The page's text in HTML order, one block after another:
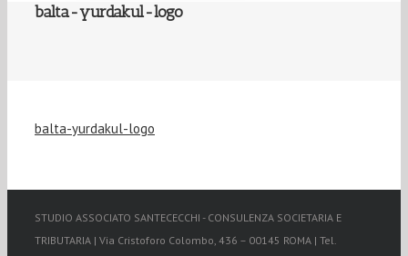
balta-yurdakul-logo
balta-yurdakul-logo
STUDIO ASSOCIATO SANTECECCHI - CONSULENZA SOCIETARIA E
TRIBUTARIA | Via Cristoforo Colombo, 436 – 00145 ROMA | Tel.